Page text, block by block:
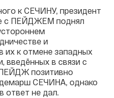
к СЕЧИНУ, президент
с ПЕЙДЖЕМ поднял
и
их к отмене западных
введённых в связи с
позитивно
СЕЧИНА, однако
ответ не дал.